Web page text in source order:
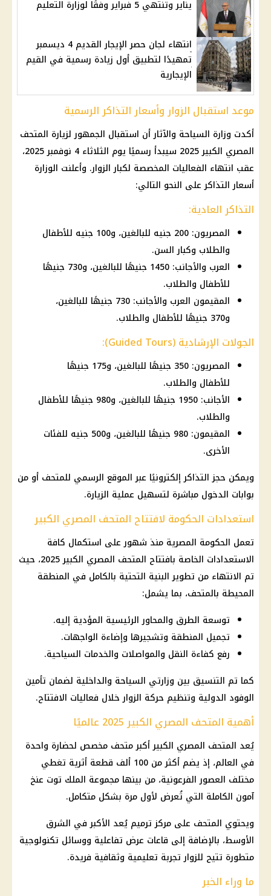
يناير وتنتهي 5 فبراير وفقًا لوزارة التعليم
انتهاء لجان حصر الإيجار القديم 4 ديسمبر
تمهيدًا لتطبيق أول زيادة رسمية في القيم
الإيجارية
موعد استقبال الزوار وأسعار التذاكر الرسمية
أكدت وزارة السياحة والآثار أن استقبال الجمهور لزيارة المتحف
المصري الكبير 2025 سيبدأ رسميًا يوم الثلاثاء 4 نوفمبر 2025،
عقب انتهاء الفعاليات المخصصة لكبار الزوار. وأعلنت الوزارة
أسعار التذاكر على النحو التالي:
التذاكر العادية:
المصريون: 200 جنيه للبالغين، و100 جنيه للأطفال
والطلاب وكبار السن.
العرب والأجانب: 1450 جنيهًا للبالغين، و730 جنيهًا
للأطفال والطلاب.
المقيمون العرب والأجانب: 730 جنيهًا للبالغين،
و370 جنيهًا للأطفال والطلاب.
الجولات الإرشادية (Guided Tours):
المصريون: 350 جنيهًا للبالغين، و175 جنيهًا
للأطفال والطلاب.
الأجانب: 1950 جنيهًا للبالغين، و980 جنيهًا للأطفال
والطلاب.
المقيمون: 980 جنيهًا للبالغين، و500 جنيه للفئات
الأخرى.
ويمكن حجز التذاكر إلكترونيًا عبر الموقع الرسمي للمتحف أو من
بوابات الدخول مباشرة لتسهيل عملية الزيارة.
استعدادات الحكومة لافتتاح المتحف المصري الكبير
تعمل الحكومة المصرية منذ شهور على استكمال كافة
الاستعدادات الخاصة بافتتاح المتحف المصري الكبير 2025، حيث
تم الانتهاء من تطوير البنية التحتية بالكامل في المنطقة
المحيطة بالمتحف، بما يشمل:
توسعة الطرق والمحاور الرئيسية المؤدية إليه.
تجميل المنطقة وتشجيرها وإضاءة الواجهات.
رفع كفاءة النقل والمواصلات والخدمات السياحية.
كما تم التنسيق بين وزارتي السياحة والداخلية لضمان تأمين
الوفود الدولية وتنظيم حركة الزوار خلال فعاليات الافتتاح.
أهمية المتحف المصري الكبير 2025 عالميًا
يُعد المتحف المصري الكبير أكبر متحف مخصص لحضارة واحدة
في العالم، إذ يضم أكثر من 100 ألف قطعة أثرية تغطي
مختلف العصور الفرعونية، من بينها مجموعة الملك توت عنخ
آمون الكاملة التي تُعرض لأول مرة بشكل متكامل.
ويحتوي المتحف على مركز ترميم يُعد الأكبر في الشرق
الأوسط، بالإضافة إلى قاعات عرض تفاعلية ووسائل تكنولوجية
متطورة تتيح للزوار تجربة تعليمية وثقافية فريدة.
ما وراء الخبر